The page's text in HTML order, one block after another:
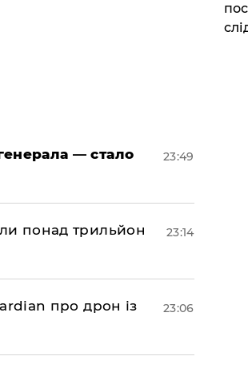
— стало
23:49
понад трильйон
23:14
про дрон із
23:06